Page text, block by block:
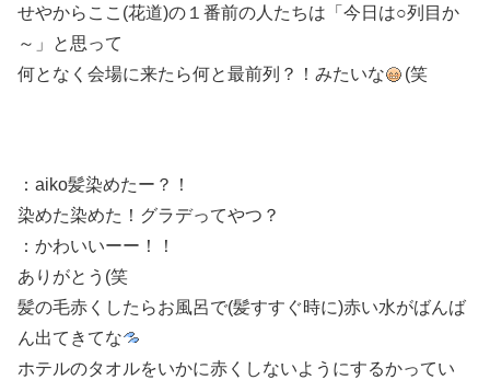
せやからここ(花道)の１番前の人たちは「今日は○列目か
～」と思って
何となく会場に来たら何と最前列？！みたいな
(笑
：aiko髪染めたー？！
染めた染めた！グラデってやつ？
：かわいいーー！！
ありがとう(笑
髪の毛赤くしたらお風呂で(髪すすぐ時に)赤い水がばんば
ん出てきてな
ホテルのタオルをいかに赤くしないようにするかってい